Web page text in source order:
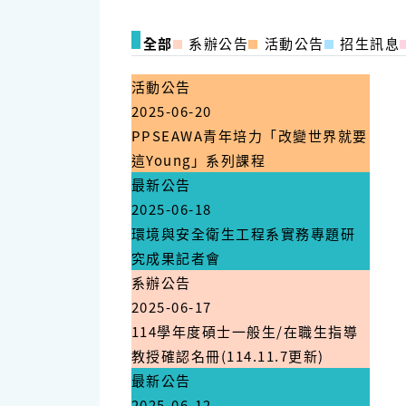
全部 系辦公告 活動公告 招生訊息
活動公告
2025-06-20
PPSEAWA青年培力「改變世界就要
這Young」系列課程
最新公告
2025-06-18
環境與安全衛生工程系實務專題研
究成果記者會
系辦公告
2025-06-17
114學年度碩士一般生/在職生指導
教授確認名冊(114.11.7更新)
最新公告